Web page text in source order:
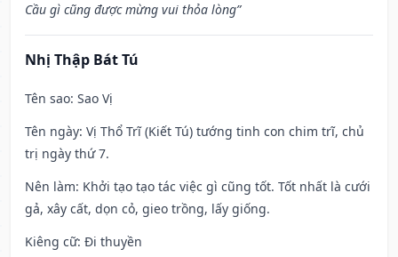
Cầu gì cũng được mừng vui thỏa lòng”
Nhị Thập Bát Tú
Tên sao: Sao Vị
Tên ngày: Vị Thổ Trĩ (Kiết Tú) tướng tinh con chim trĩ, chủ
trị ngày thứ 7.
Nên làm: Khởi tạo tạo tác việc gì cũng tốt. Tốt nhất là cưới
gả, xây cất, dọn cỏ, gieo trồng, lấy giống.
Kiêng cữ: Đi thuyền